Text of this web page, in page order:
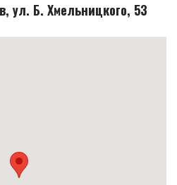
ул. Б. Хмельницкого, 53